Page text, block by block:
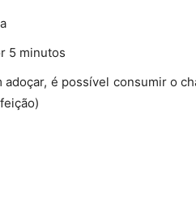
5 minutos
é possível consumir o